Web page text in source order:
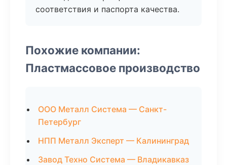
соответствия и паспорта качества.
Похожие компании:
Пластмассовое производство
ООО Металл Система — Санкт-
Петербург
НПП Металл Эксперт — Калининград
Завод Техно Система — Владикавказ